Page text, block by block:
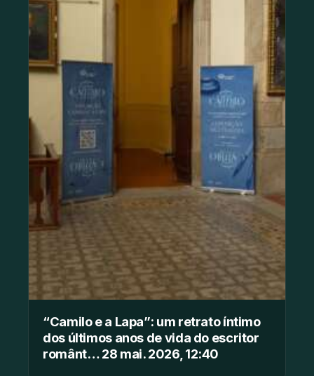
“Camilo e a Lapa”: um retrato íntimo
dos últimos anos de vida do escritor
românt… 28 mai. 2026, 12:40